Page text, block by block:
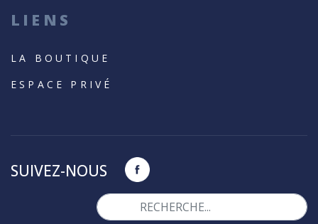
LIENS
LA BOUTIQUE
ESPACE PRIVÉ
SUIVEZ-NOUS
Valider